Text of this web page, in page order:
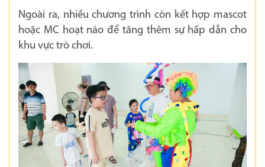
Ngoài ra, nhiều chương trình còn kết hợp mascot
hoặc MC hoạt náo để tăng thêm sự hấp dẫn cho
khu vực trò chơi.